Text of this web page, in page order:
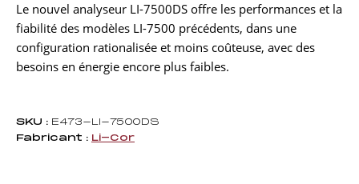
Le nouvel analyseur LI-7500DS offre les performances et la
fiabilité des modèles LI-7500 précédents, dans une
configuration rationalisée et moins coûteuse, avec des
besoins en énergie encore plus faibles.
SKU : E473-LI-7500DS
Fabricant : Li-Cor